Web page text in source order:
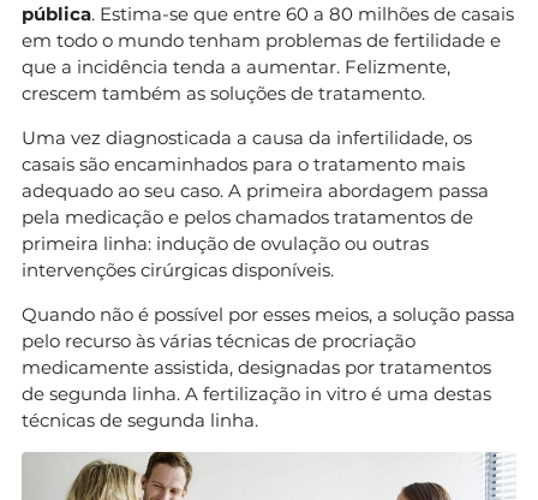
pública. Estima-se que entre 60 a 80 milhões de casais
em todo o mundo tenham problemas de fertilidade e
que a incidência tenda a aumentar. Felizmente,
crescem também as soluções de tratamento.
Uma vez diagnosticada a causa da infertilidade, os
casais são encaminhados para o tratamento mais
adequado ao seu caso. A primeira abordagem passa
pela medicação e pelos chamados tratamentos de
primeira linha: indução de ovulação ou outras
intervenções cirúrgicas disponíveis.
Quando não é possível por esses meios, a solução passa
pelo recurso às várias técnicas de procriação
medicamente assistida, designadas por tratamentos
de segunda linha. A fertilização in vitro é uma destas
técnicas de segunda linha.